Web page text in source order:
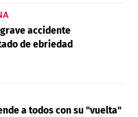
accidente
de ebriedad
a todos con su "vuelta"